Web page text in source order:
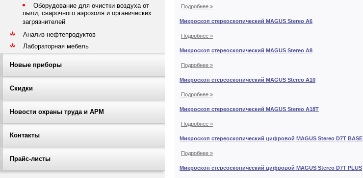
Оборудование для очистки воздуха от
пыли, сварочного аэрозоля и органических
загрязнителей
Анализ нефтепродуктов
Лабораторная мебель
Новые приборы
Скидки
Новости охраны труда и АРМ
Контакты
Прайс-листы
Подробнее »
Микроскоп стереоскопический MAGUS Stereo A6
Подробнее »
Микроскоп стереоскопический MAGUS Stereo A8
Подробнее »
Микроскоп стереоскопический MAGUS Stereo A10
Подробнее »
Микроскоп стереоскопический MAGUS Stereo A18T
Подробнее »
Микроскоп стереоскопический цифровой MAGUS Stereo D7T BASE
Подробнее »
Микроскоп стереоскопический цифровой MAGUS Stereo D7T PLUS